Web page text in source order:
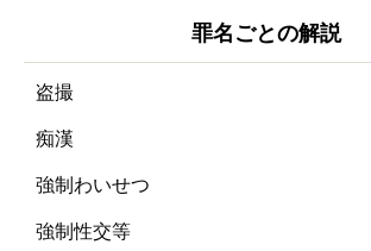
罪名ごとの解説
盗撮
痴漢
強制わいせつ
強制性交等